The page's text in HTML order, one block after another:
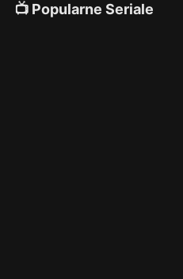
📺 Popularne Seriale